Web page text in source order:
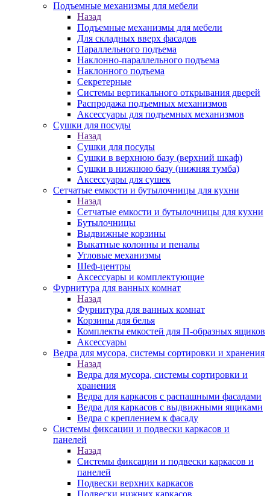
Подъемные механизмы для мебели
Назад
Подъемные механизмы для мебели
Для складных вверх фасадов
Параллельного подъема
Наклонно-параллельного подъема
Наклонного подъема
Секретерные
Системы вертикального открывания дверей
Распродажа подъемных механизмов
Аксессуары для подъемных механизмов
Сушки для посуды
Назад
Сушки для посуды
Сушки в верхнюю базу (верхний шкаф)
Сушки в нижнюю базу (нижняя тумба)
Аксессуары для сушек
Сетчатые емкости и бутылочницы для кухни
Назад
Сетчатые емкости и бутылочницы для кухни
Бутылочницы
Выдвижные корзины
Выкатные колонны и пеналы
Угловые механизмы
Шеф-центры
Аксессуары и комплектующие
Фурнитура для ванных комнат
Назад
Фурнитура для ванных комнат
Корзины для белья
Комплекты емкостей для П-образных ящиков
Аксессуары
Ведра для мусора, системы сортировки и хранения
Назад
Ведра для мусора, системы сортировки и
хранения
Ведра для каркасов с распашными фасадами
Ведра для каркасов с выдвижными ящиками
Ведра с креплением к фасаду
Системы фиксации и подвески каркасов и
панелей
Назад
Системы фиксации и подвески каркасов и
панелей
Подвески верхних каркасов
Подвески нижних каркасов